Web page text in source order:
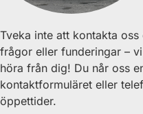
Tveka inte att kontakta
frågor eller funderingar –
höra från dig! Du når oss
kontaktformuläret eller
öppettider.